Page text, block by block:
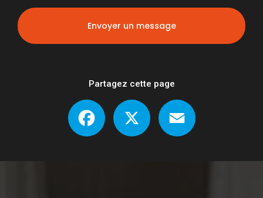
Envoyer un message
Partagez cette page
Facebook